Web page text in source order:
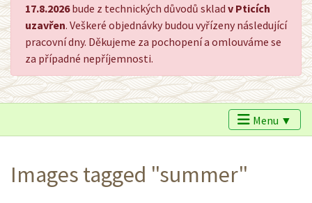
17.8.2026bude z technických důvodů sklad v Pticích
uzavřen. Veškeré objednávky budou vyřízeny následující
pracovní dny. Děkujeme za pochopení a omlouváme se
za případné nepříjemnosti.
Menu ▼
Images tagged "summer"